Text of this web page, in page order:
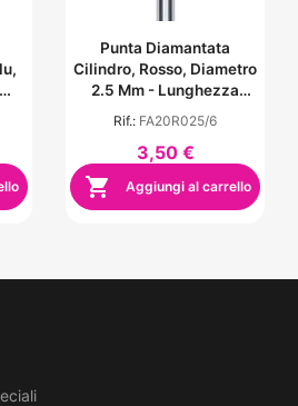
Punta Diamantata
Cilindro, Rosso, Diametro
2.5 Mm - Lunghezza
Punta 6 Mm
Rif.: FA20R025/6
3,50 €
 Aggiungi al carrello